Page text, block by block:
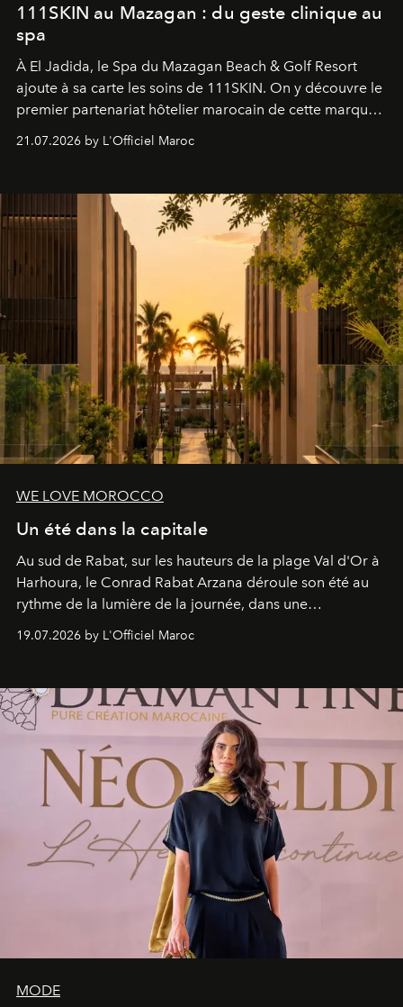
111SKIN au Mazagan : du geste clinique au
spa
À El Jadida, le Spa du Mazagan Beach & Golf Resort
ajoute à sa carte les soins de 111SKIN. On y découvre le
premier partenariat hôtelier marocain de cette marque
londonien et construite depuis autour d'un actif breveté,
21.07.2026 by L'Officiel Maroc
WE LOVE MOROCCO
Un été dans la capitale
Au sud de Rabat, sur les hauteurs de la plage Val d'Or à
Harhoura, le Conrad Rabat Arzana déroule son été au
rythme de la lumière de la journée, dans une
rendez-vous avec l’océan.
19.07.2026 by L'Officiel Maroc
MODE